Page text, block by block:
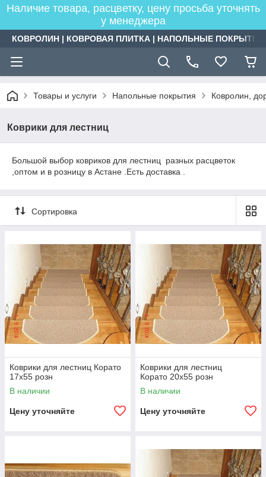
Наличие товара, расцветку, цену просьба уточнять
у менеджера
КОВРОЛИН | КОВРОВАЯ ПЛИТКА | НАПОЛЬНЫЕ
Товары и услуги Напольные покрытия Ковролин,
Коврики для лестниц
Большой выбор ковриков для лестниц разных расцветок
,оптом и в розницу в Астане .Есть доставка .
Сортировка
Коврики для лестниц Корато
17x55 розн
В наличии
Цену уточняйте
Коврики для лестниц
Корато 20x55 розн
В наличии
Цену уточняйте